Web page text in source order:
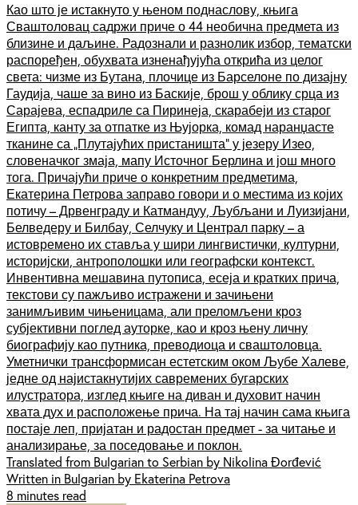
Као што је истакнуто у њеном поднаслову, књига
Сваштоловац садржи приче о 44 необична предмета из
близине и даљине. Радознали и разнолик избор, тематски
распоређен, обухвата изненађујућа открића из целог
света: чизме из Бутана, плочице из Барселоне по дизајну
Гаудија, чаше за вино из Баскије, брош у облику срца из
Сарајева, еспадриле са Пиринеја, скарабеји из старог
Египта, канту за отпатке из Њујорка, комад наранџасте
тканине са „Плутајућих пристаништа“ у језеру Изео,
словеначког змаја, мапу Источног Берлина и још много
тога. Причајући приче о конкретним предметима,
Екатерина Петрова заправо говори и о местима из којих
потичу – Дрвенграду и Катмандуу, Љубљани и Луизијани,
Белведеру и Билбау, Селчуку и Централ парку – а
истовремено их ставља у шири лингвистички, културни,
историјски, антрополошки или географски контекст.
Инвентивна мешавина путописа, есеја и кратких прича,
текстови су пажљиво истражени и зачињени
занимљивим чињеницама, али преломљени кроз
субјективни поглед ауторке, као и кроз њену личну
биографију као путника, преводиоца и сваштоловца.
Уметнички трансформисан естетским оком Љубе Халеве,
једне од најистакнутијих савремених бугарских
илустратора, изглед књиге на диван и духовит начин
хвата дух и расположење прича. На тај начин сама књига
постаје леп, пријатан и радостан предмет - за читање и
анализирање, за поседовање и поклон.
Translated from Bulgarian to Serbian by Nikolina Đorđević
Written in Bulgarian by Ekaterina Petrova
8 minutes read